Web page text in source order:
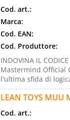
Cod. art.:
Marca:
Cod. EAN:
Cod. Produttore:
INDOVINA IL
Mastermind Official
l'ultima sfida di
LEAN TOYS MUU
Cod. art.: